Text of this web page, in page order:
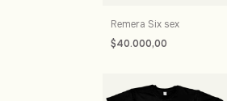
Remera Six sex
$40.000,00